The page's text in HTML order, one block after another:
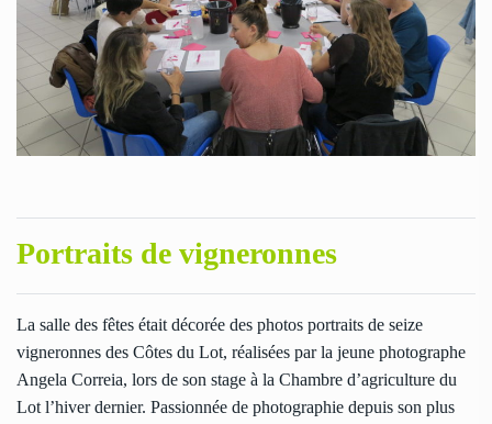
Portraits de vigneronnes
La salle des fêtes était décorée des photos portraits de seize
vigneronnes des Côtes du Lot, réalisées par la jeune photographe
Angela Correia, lors de son stage à la Chambre d’agriculture du
Lot l’hiver dernier. Passionnée de photographie depuis son plus